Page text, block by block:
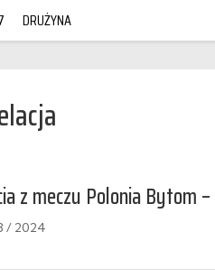
DRUŻYNA
z meczu Polonia Bytom
/ 2024